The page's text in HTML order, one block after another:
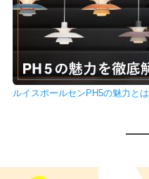
ルイスポールセンPH5の魅力とは